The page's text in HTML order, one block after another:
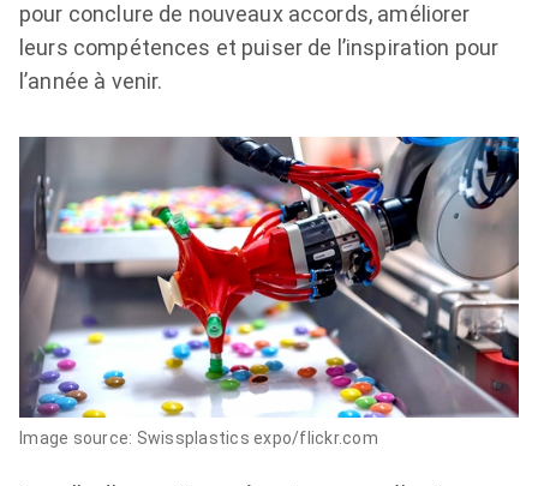
pour conclure de nouveaux accords, améliorer
leurs compétences et puiser de l’inspiration pour
l’année à venir.
Image source: Swissplastics expo/flickr.com